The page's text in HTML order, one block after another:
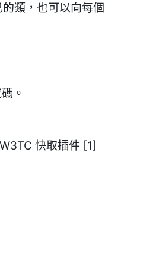
類，也可以向每個
。
快取插件 [1]